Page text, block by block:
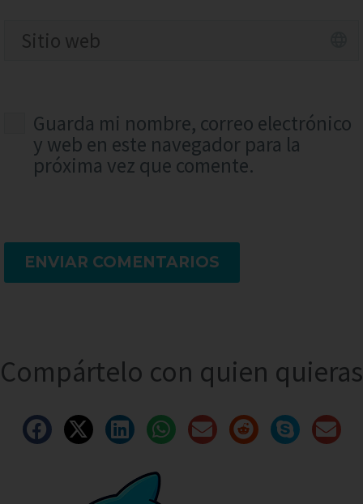
Guarda mi nombre, correo electrónico
y web en este navegador para la
próxima vez que comente.
ENVIAR COMENTARIOS
Compártelo con quien quieras